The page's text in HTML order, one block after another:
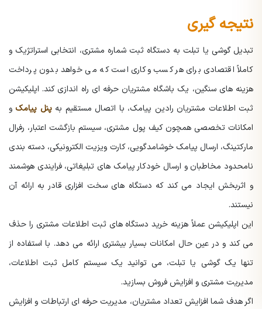
نتیجه گیری
تبدیل گوشی یا تبلت به دستگاه ثبت شماره مشتری، انتخابی استراتژیک و
کاملاً اقتصادی برای هر کسب وکاری است که می خواهد بدون پرداخت
هزینه های سنگین، یک باشگاه مشتریان حرفه ای راه اندازی کند. اپلیکیشن
ثبت اطلاعات مشتریان رادین پیامک، با اتصال مستقیم بهپنل پیامک و
امکانات تخصصی همچون کیف پول مشتری، سیستم بازگشت اعتبار، رفرال
مارکتینگ، ارسال پیامک خوشامدگویی، کارت ویزیت الکترونیکی، دسته بندی
نامحدود مخاطبان و ارسال خودکار پیامک های تبلیغاتی، فرایندی هوشمند
و اثربخش ایجاد می کند که دستگاه های سخت افزاری قادر به ارائه آن
نیستند.
این اپلیکیشن عملاً هزینه خرید دستگاه های ثبت اطلاعات مشتری را حذف
می کند و در عین حال امکانات بسیار بیشتری ارائه می دهد. با استفاده از
تنها یک گوشی یا تبلت، می توانید یک سیستم کامل ثبت اطلاعات،
مدیریت مشتری و افزایش فروش بسازید.
اگر هدف شما افزایش تعداد مشتریان، مدیریت حرفه ای ارتباطات و افزایش